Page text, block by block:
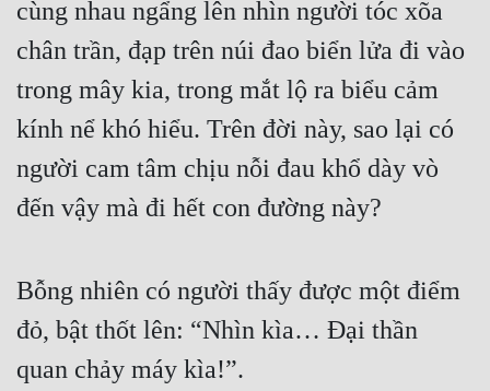
cùng nhau ngẩng lên nhìn người tóc xõa
chân trần, đạp trên núi đao biển lửa đi vào
trong mây kia, trong mắt lộ ra biểu cảm
kính nể khó hiểu. Trên đời này, sao lại có
người cam tâm chịu nỗi đau khổ dày vò
đến vậy mà đi hết con đường này?
Bỗng nhiên có người thấy được một điểm
đỏ, bật thốt lên: “Nhìn kìa… Đại thần
quan chảy máy kìa!”.